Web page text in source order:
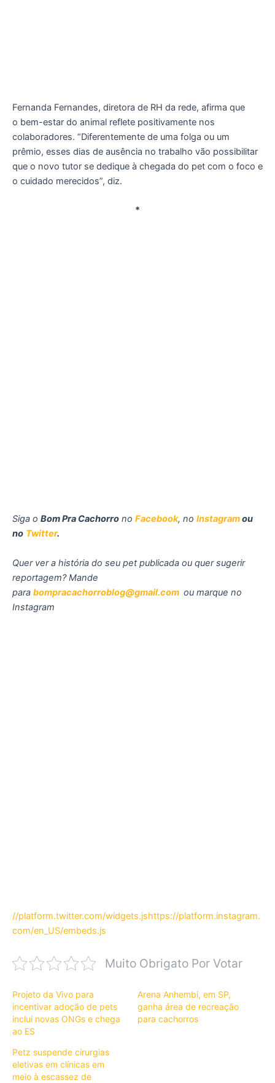
Fernanda Fernandes, diretora de RH da rede, afirma que
o bem-estar do animal reflete positivamente nos
colaboradores. “Diferentemente de uma folga ou um
prêmio, esses dias de ausência no trabalho vão possibilitar
que o novo tutor se dedique à chegada do pet com o foco e
o cuidado merecidos”, diz.
*
Siga o Bom Pra Cachorro no Facebook, no Instagramou
no Twitter.
Quer ver a história do seu pet publicada ou quer sugerir
reportagem? Mande
para bompracachorroblog@gmail.com ou marque no
Instagram
//platform.twitter.com/widgets.jshttps://platform.instagram.
com/en_US/embeds.js
Muito Obrigato Por Votar
Projeto da Vivo para
incentivar adoção de pets
inclui novas ONGs e chega
ao ES
Arena Anhembi, em SP,
ganha área de recreação
para cachorros
Petz suspende cirurgias
eletivas em clínicas em
meio à escassez de